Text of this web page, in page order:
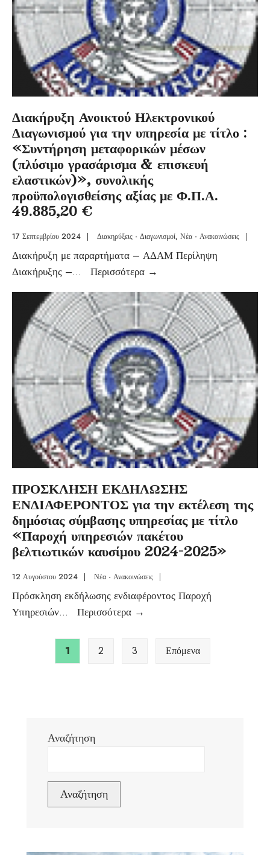
Διακήρυξη Ανοικτού Ηλεκτρονικού
Διαγωνισμού για την υπηρεσία με τίτλο :
«Συντήρηση μεταφορικών μέσων
(πλύσιμο γρασάρισμα & επισκευή
ελαστικών)», συνολικής
προϋπολογισθείσης αξίας με Φ.Π.Α.
49.885,20 €
17 Σεπτεμβρίου 2024 Διακηρύξεις - Διαγωνισμοί, Νέα - Ανακοινώσεις
Διακήρυξη με παραρτήματα – ΑΔΑΜ Περίληψη
Διακήρυξης –... Περισσότερα →
ΠΡΟΣΚΛΗΣΗ ΕΚΔΗΛΩΣΗΣ
ΕΝΔΙΑΦΕΡΟΝΤΟΣ για την εκτέλεση της
δημόσιας σύμβασης υπηρεσίας με τίτλο
«Παροχή υπηρεσιών πακέτου
βελτιωτικών καυσίμου 2024-2025»
12 Αυγούστου 2024 | Νέα - Ανακοινώσεις |
Πρόσκληση εκδήλωσης ενδιαφέροντος Παροχή
Υπηρεσιών... Περισσότερα →
1 2 3 Επόμενα
Αναζήτηση
Αναζήτηση